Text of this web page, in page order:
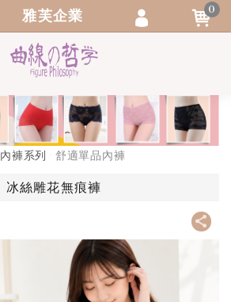
內褲系列 舒適單品內褲
冰絲雕花無痕褲
雅芙企業 0
會員登入
會員註冊
忘記密碼
訂單查詢
繁體中文